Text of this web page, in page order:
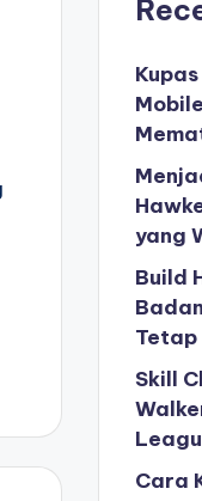
yang
Build
Tetap
Skill
Cara